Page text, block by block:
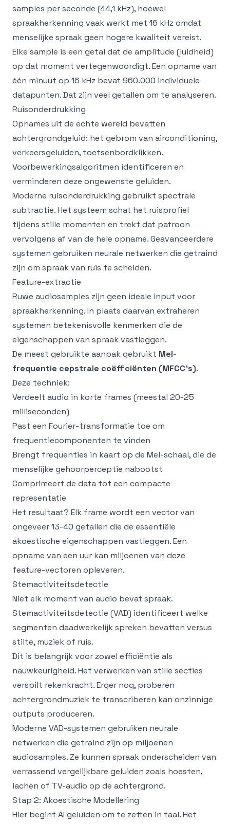
samples per seconde (44,1 kHz), hoewel
spraakherkenning vaak werkt met 16 kHz omdat
menselijke spraak geen hogere kwaliteit vereist.
Elke sample is een getal dat de amplitude (luidheid)
op dat moment vertegenwoordigt. Een opname van
één minuut op 16 kHz bevat 960.000 individuele
datapunten. Dat zijn veel getallen om te analyseren.
Ruisonderdrukking
Opnames uit de echte wereld bevatten
achtergrondgeluid: het gebrom van airconditioning,
verkeersgeluiden, toetsenbordklikken.
Voorbewerkingsalgoritmen identificeren en
verminderen deze ongewenste geluiden.
Moderne ruisonderdrukking gebruikt spectrale
subtractie. Het systeem schat het ruisprofiel
tijdens stille momenten en trekt dat patroon
vervolgens af van de hele opname. Geavanceerdere
systemen gebruiken neurale netwerken die getraind
zijn om spraak van ruis te scheiden.
Feature-extractie
Ruwe audiosamples zijn geen ideale input voor
spraakherkenning. In plaats daarvan extraheren
systemen betekenisvolle kenmerken die de
eigenschappen van spraak vastleggen.
De meest gebruikte aanpak gebruikt Mel-
frequentie cepstrale coëfficiënten (MFCC's).
Deze techniek:
Verdeelt audio in korte frames (meestal 20-25
milliseconden)
Past een Fourier-transformatie toe om
frequentiecomponenten te vinden
Brengt frequenties in kaart op de Mel-schaal, die de
menselijke gehoorperceptie nabootst
Comprimeert de data tot een compacte
representatie
Het resultaat? Elk frame wordt een vector van
ongeveer 13-40 getallen die de essentiële
akoestische eigenschappen vastleggen. Een
opname van een uur kan miljoenen van deze
feature-vectoren opleveren.
Stemactiviteitsdetectie
Niet elk moment van audio bevat spraak.
Stemactiviteitsdetectie (VAD) identificeert welke
segmenten daadwerkelijk spreken bevatten versus
stilte, muziek of ruis.
Dit is belangrijk voor zowel efficiëntie als
nauwkeurigheid. Het verwerken van stille secties
verspilt rekenkracht. Erger nog, proberen
achtergrondmuziek te transcriberen kan onzinnige
outputs produceren.
Moderne VAD-systemen gebruiken neurale
netwerken die getraind zijn op miljoenen
audiosamples. Ze kunnen spraak onderscheiden van
verrassend vergelijkbare geluiden zoals hoesten,
lachen of TV-audio op de achtergrond.
Stap 2: Akoestische Modellering
Hier begint AI geluiden om te zetten in taal. Het